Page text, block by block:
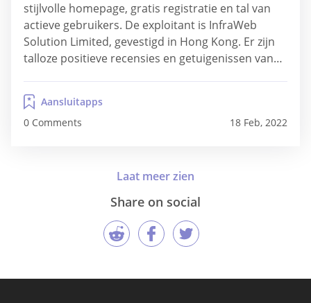
stijlvolle homepage, gratis registratie en tal van
actieve gebruikers. De exploitant is InfraWeb
Solution Limited, gevestigd in Hong Kong. Er zijn
talloze positieve recensies en getuigenissen van
de service getest om u een frisse mening te geven
over de functies, prijzen en interface. BeNaughty
is niet...
Aansluitapps
0 Comments
18 Feb, 2022
Share on social